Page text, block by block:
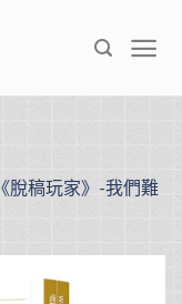
《脫稿玩家》-我們難